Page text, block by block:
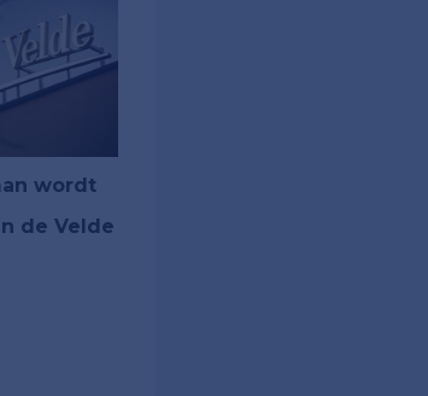
wordt
de Velde